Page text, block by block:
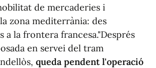
de mercaderies i
zona mediterrània: des
a la frontera francesa."Després
en servei del tram
queda pendent l'operació